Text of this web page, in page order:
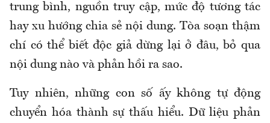
trung bình, nguồn truy cập, mức độ tương tác
hay xu hướng chia sẻ nội dung. Tòa soạn thậm
chí có thể biết độc giả dừng lại ở đâu, bỏ qua
nội dung nào và phản hồi ra sao.
Tuy nhiên, những con số ấy không tự động
chuyển hóa thành sự thấu hiểu. Dữ liệu phản